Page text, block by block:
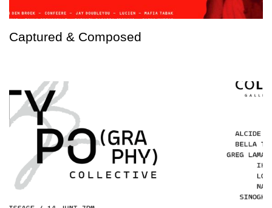
Captured & Composed